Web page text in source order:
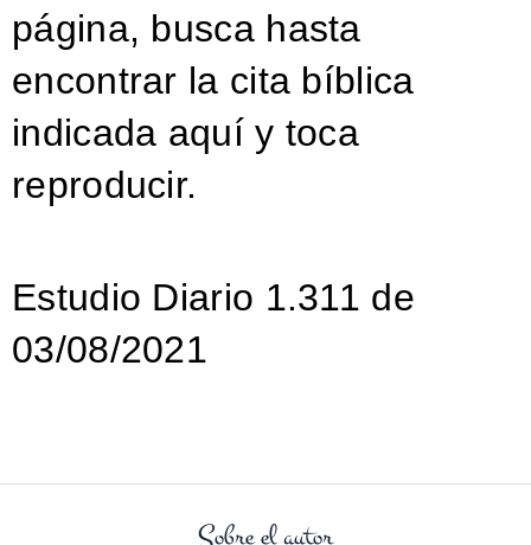
página, busca hasta
encontrar la cita bíblica
indicada aquí y toca
reproducir.
Estudio Diario 1.311 de
03/08/2021
Sobre el autor